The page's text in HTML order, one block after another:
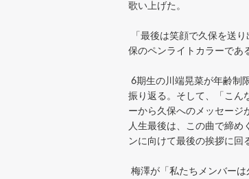
歌い上げた。
「最後は笑顔で久保を送
保のペンライトカラーであ
6期生の川端晃菜が年齢制
振り返る。そして、「こん
ーから久保へのメッセージ
人生最後は、この曲で締
ンに向けて最後の挨拶に回
梅澤が「私たちメンバー